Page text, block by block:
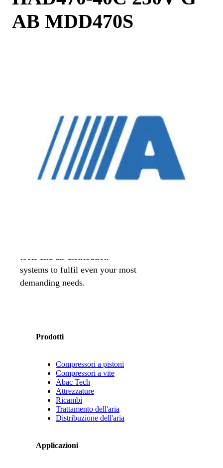
AB MDD470S
COMPRESSED AIR
systems to fulfil even your most
demanding needs.
Prodotti
Compressori a pistoni
Compressori a vite
Abac Tech
Attrezzature
Ricambi
Trattamento dell'aria
Distribuzione dell'aria
Applicazioni